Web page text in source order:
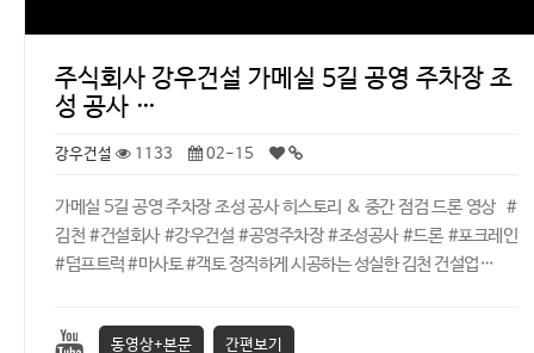
주식회사 강우건설 가메실 5길 공영 주차장 조
성 공사 …
강우건설 1133 02-15
가메실 5길 공영 주차장 조성 공사 히스토리 & 중간 점검 드론 영상 #
김천 #건설회사 #강우건설 #공영주차장 #조성공사 #드론 #포크레인
#덤프트럭 #마사토 #객토 정직하게 시공하는 성실한 김천 건설업…
동영상+본문 간편보기